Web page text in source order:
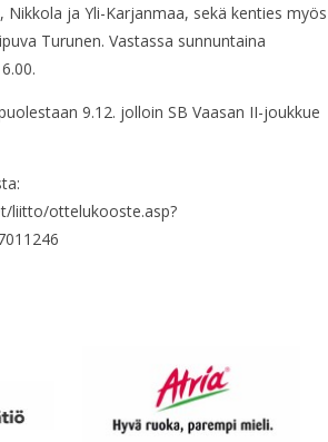
ja Yli-Karjanmaa, sekä kenties myös
Turunen. Vastassa sunnuntaina
9.12. jolloin SB Vaasan II-joukkue
liitto/ottelukooste.asp?